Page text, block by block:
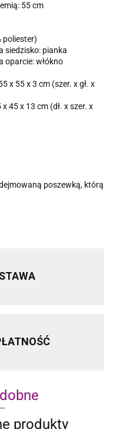
55 cm
poliester)
siedzisko: pianka
oparcie: włókno
x 55 x 3 cm (szer. x gł. x
45 x 13 cm (dł. x szer. x
poszewką, którą
produkty